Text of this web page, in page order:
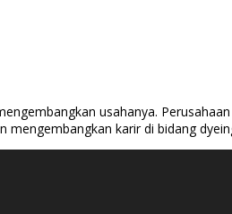
usahanya.
karir di bidang